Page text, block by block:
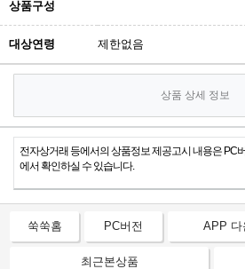
상품구성
대상연령 제한없음
상품 상세 정보
전자상거래 등에서의 상품정보 제공고시 내용은 PC
에서 확인하실 수 있습니다.
쑥쑥홈 PC버전 APP 다
최근본상품